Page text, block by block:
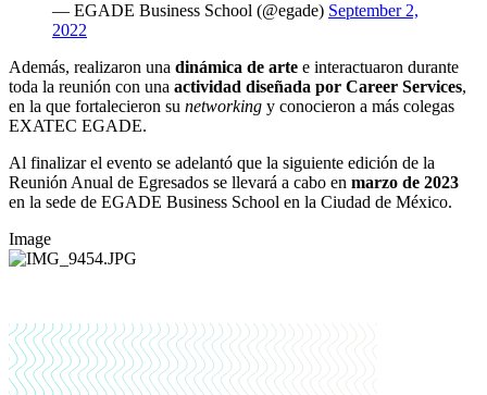
— EGADE Business School (@egade) September 2,
2022
Además, realizaron una dinámica de arte e interactuaron durante
toda la reunión con una actividad diseñada por Career Services,
en la que fortalecieron su networking y conocieron a más colegas
EXATEC EGADE.
Al finalizar el evento se adelantó que la siguiente edición de la
Reunión Anual de Egresados se llevará a cabo en marzo de 2023
en la sede de EGADE Business School en la Ciudad de México.
Image